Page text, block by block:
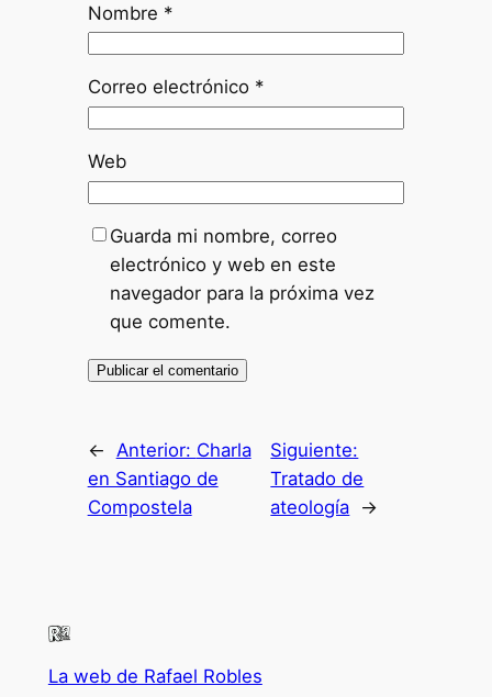
Nombre *
Correo electrónico *
Web
Guarda mi nombre, correo
electrónico y web en este
navegador para la próxima vez
que comente.
← Anterior: Charla
en Santiago de
Compostela
Siguiente:
Tratado de
ateología →
La web de Rafael Robles